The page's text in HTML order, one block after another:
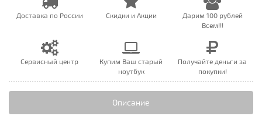
Доставка по России Скидки и Акции
Дарим 100 рублей
Всем!!!
Сервисный центр
Купим Ваш старый
ноутбук
Получайте деньги за
покупки!
Описание